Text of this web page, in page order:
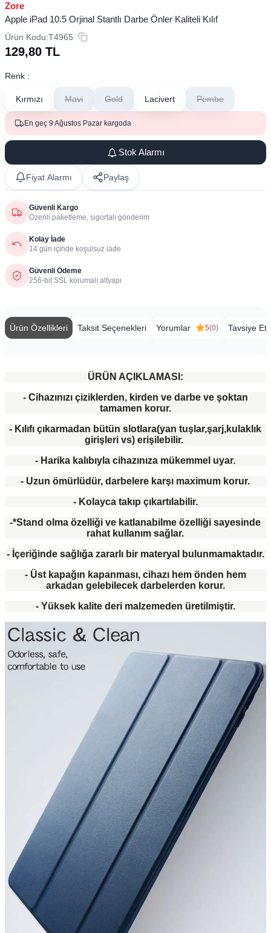
Zore
Apple iPad 10.5 Orjinal Stantlı Darbe Önler Kaliteli Kılıf
Ürün Kodu:T4965
129,80 TL
Renk :
Kırmızı Mavi Gold Lacivert Pembe
En geç 9 Ağustos Pazar kargoda
Stok Alarmı
Fiyat Alarmı Paylaş
Güvenli Kargo
Özenli paketleme, sigortalı gönderim
Kolay İade
14 gün içinde koşulsuz iade
Güvenli Ödeme
256-bit SSL korumalı altyapı
Ürün Özellikleri Taksit Seçenekleri Yorumlar 5(0) Tavsiye Et
ÜRÜN AÇIKLAMASI:
- Cihazınızı çiziklerden, kirden ve darbe ve şoktan
tamamen korur.
- Kılıfı çıkarmadan bütün slotlara(yan tuşlar,şarj,kulaklık
girişleri vs) erişilebilir.
- Harika kalıbıyla cihazınıza mükemmel uyar.
- Uzun ömürlüdür, darbelere karşı maximum korur.
- Kolayca takıp çıkartılabilir.
-*Stand olma özelliği ve katlanabilme özelliği sayesinde
rahat kullanım sağlar.
- İçeriğinde sağlığa zararlı bir materyal bulunmamaktadır.
- Üst kapağın kapanması, cihazı hem önden hem
arkadan gelebilecek darbelerden korur.
- Yüksek kalite deri malzemeden üretilmiştir.